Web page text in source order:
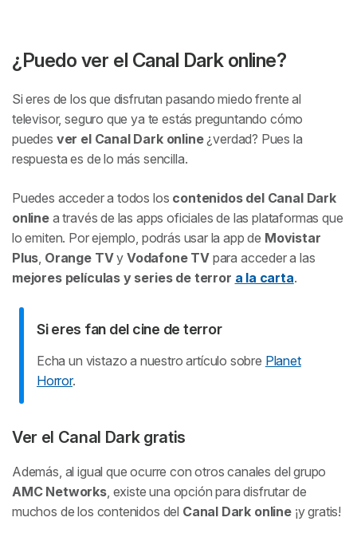
¿Puedo ver el Canal Dark online?
Si eres de los que disfrutan pasando miedo frente al
televisor, seguro que ya te estás preguntando cómo
puedes ver el Canal Dark online¿verdad? Pues la
respuesta es de lo más sencilla.
Puedes acceder a todos los contenidos del Canal Dark
onlinea través de las apps oficiales de las plataformas que
lo emiten. Por ejemplo, podrás usar la app de Movistar
Plus, Orange TVy Vodafone TVpara acceder a las
mejores películas y series de terror a la carta.
Si eres fan del cine de terror
Echa un vistazo a nuestro artículo sobre Planet
Horror.
Ver el Canal Dark gratis
Además, al igual que ocurre con otros canales del grupo
AMC Networks, existe una opción para disfrutar de
muchos de los contenidos del Canal Dark online¡y gratis!